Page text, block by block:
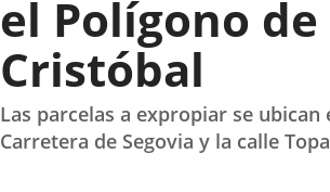
el Polígono de
Cristóbal
Las parcelas a expropiar se ubican
Carretera de Segovia y la calle